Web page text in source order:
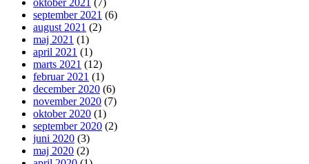
oktober 2021 (7)
september 2021 (6)
august 2021 (2)
maj 2021 (1)
april 2021 (1)
marts 2021 (12)
februar 2021 (1)
december 2020 (6)
november 2020 (7)
oktober 2020 (1)
september 2020 (2)
juni 2020 (3)
maj 2020 (2)